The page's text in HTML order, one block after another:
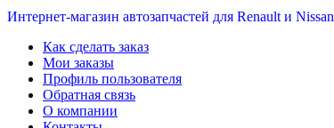
Интернет-магазин автозапчастей для Renault и Nissan
Как сделать заказ
Мои заказы
Профиль пользователя
Обратная связь
О компании